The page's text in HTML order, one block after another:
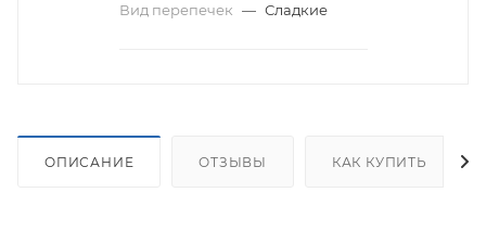
Вид перепечек — Сладкие
ОПИСАНИЕ ОТЗЫВЫ КАК КУПИТЬ